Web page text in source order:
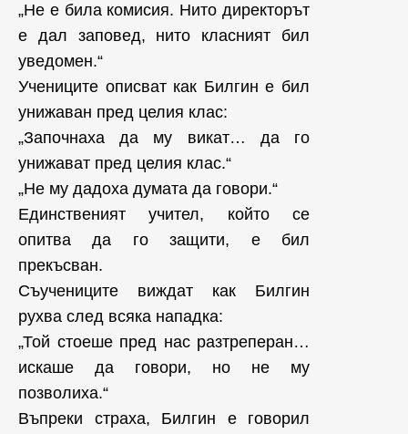
„Не е била комисия. Нито директорът
е дал заповед, нито класният бил
уведомен.“
Учениците описват как Билгин е бил
унижаван пред целия клас:
„Започнаха да му викат… да го
унижават пред целия клас.“
„Не му дадоха думата да говори.“
Единственият учител, който се
опитва да го защити, е бил
прекъсван.
Съучениците виждат как Билгин
рухва след всяка нападка:
„Той стоеше пред нас разтреперан…
искаше да говори, но не му
позволиха.“
Въпреки страха, Билгин е говорил